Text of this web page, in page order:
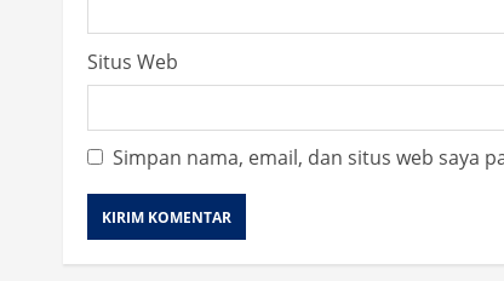
Situs Web
Simpan nama, email, dan situs web saya